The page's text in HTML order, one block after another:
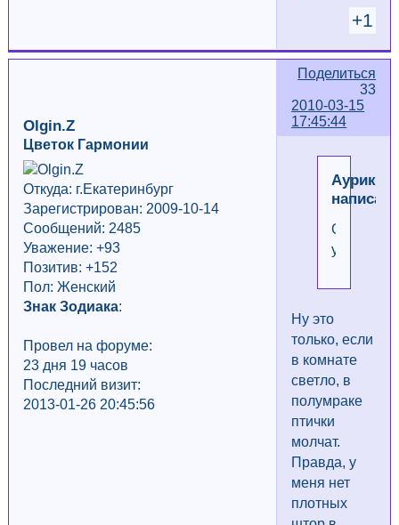
+1
Поделиться
33
2010-03-15
17:45:44
Olgin.Z
Цветок Гармонии
Откуда: г.Екатеринбург
Зарегистрирован: 2009-10-14
Сообщений: 2485
Уважение: +93
Позитив: +152
Пол: Женский
Знак Зодиака:
Провел на форуме:
23 дня 19 часов
Последний визит:
2013-01-26 20:45:56
Аурика
Особенно
утром!!!
Ну это
только, если
в комнате
светло, в
полумраке
птички
молчат.
Правда, у
меня нет
плотных